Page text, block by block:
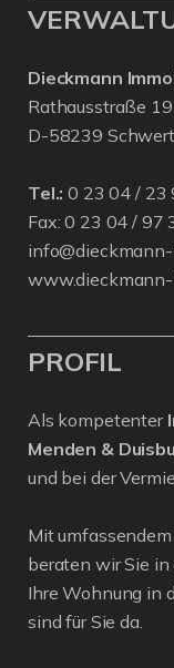
Dieckmann
Rathausstraße 19
D-58239
Tel.: 0 23 04 / 23
Fax: 0 23 04 / 97
PROFIL
Als kompetenter
Menden &
und bei der
Mit
beraten wir Sie in
Ihre Wohnung in
sind für Sie da.